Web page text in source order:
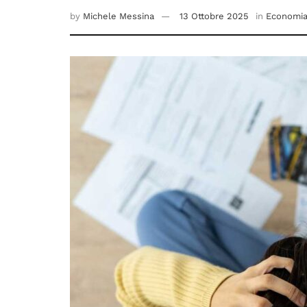
by Michele Messina 13 Ottobre 2025 in Economia